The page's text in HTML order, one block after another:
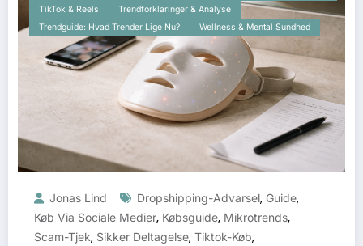
TikTok & Reels
Trendforklaringer & Analyse
Trendguide: Hvad Trender Lige Nu?
Wellness & Mental Sundhed
Jonas Lind Dropshipping-Advarsel, Guide,
Køb Via Sociale Medier, Købsguide, Mikrotrends,
Scam-Tjek, Sikker Deltagelse, Tiktok-Køb,